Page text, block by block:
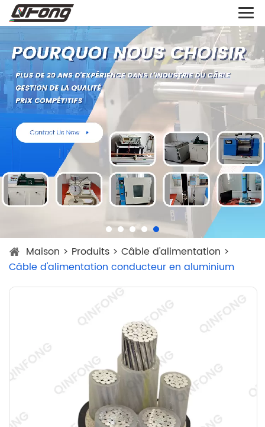
Maison > Produits > Câble d'alimentation >
Câble d'alimentation conducteur en aluminium